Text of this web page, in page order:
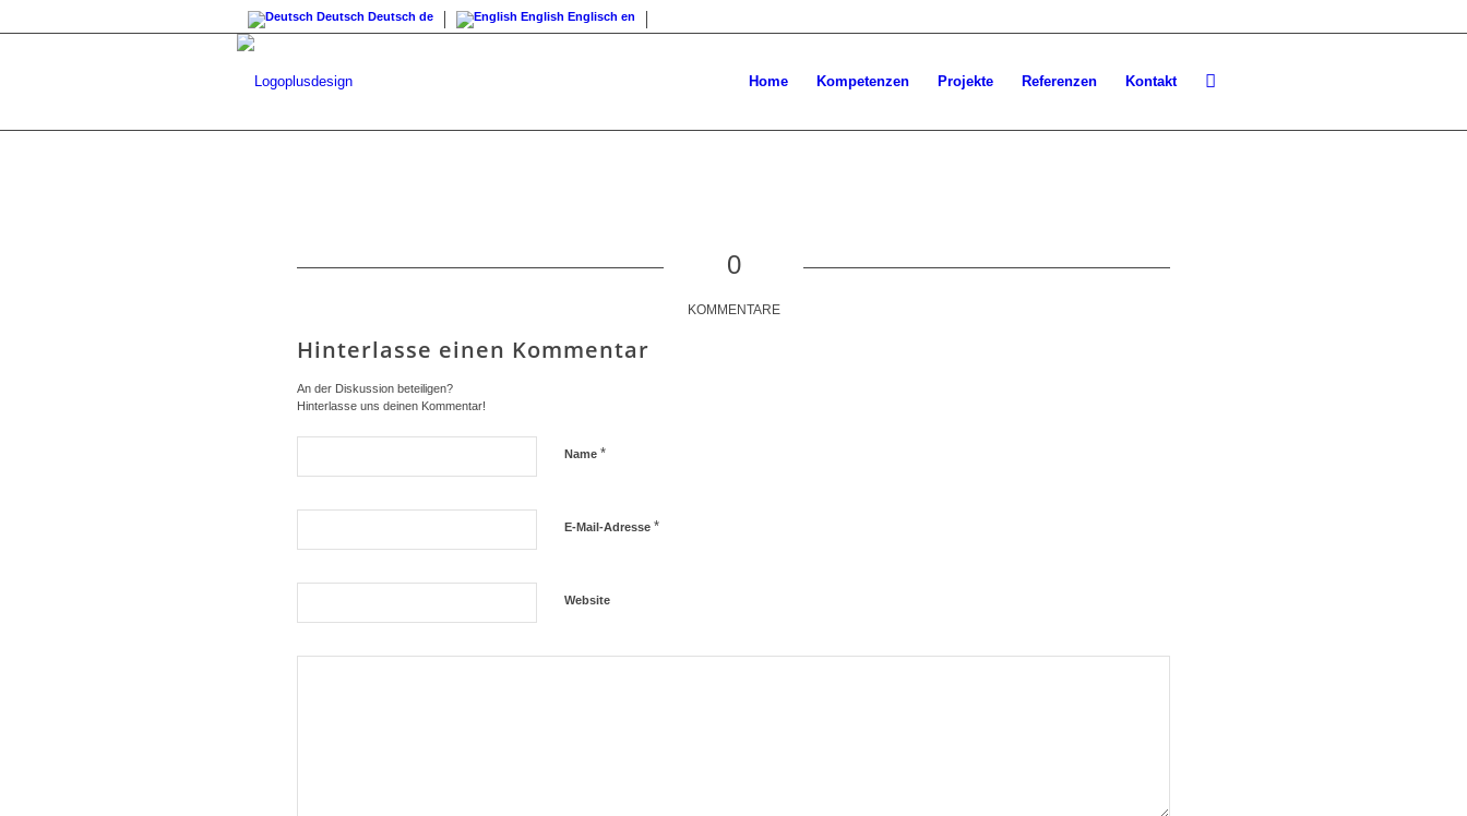
Deutsch Deutsch de English Englisch en
Home Kompetenzen Projekte Referenzen Kontakt
0
KOMMENTARE
Hinterlasse einen Kommentar
An der Diskussion beteiligen?
Hinterlasse uns deinen Kommentar!
Name *
E-Mail-Adresse *
Website